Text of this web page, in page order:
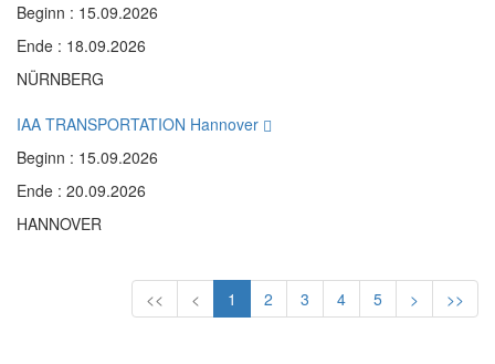
Beginn : 15.09.2026
Ende : 18.09.2026
NÜRNBERG
IAA TRANSPORTATION Hannover
Beginn : 15.09.2026
Ende : 20.09.2026
HANNOVER
<< < 1 2 3 4 5 > >>